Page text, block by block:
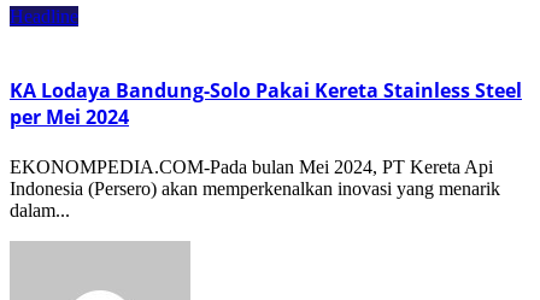
Headline
KA Lodaya Bandung-Solo Pakai Kereta Stainless Steel
per Mei 2024
EKONOMPEDIA.COM-Pada bulan Mei 2024, PT Kereta Api
Indonesia (Persero) akan memperkenalkan inovasi yang menarik
dalam...